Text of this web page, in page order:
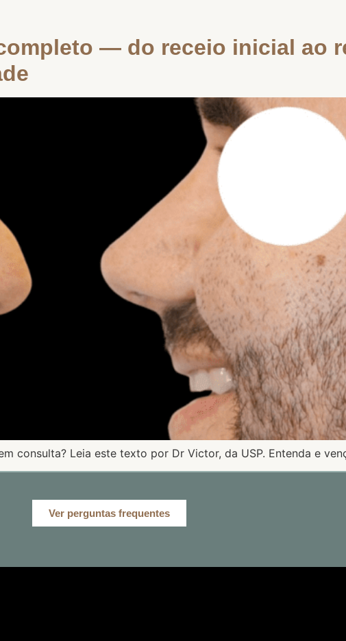
— do receio inicial ao
consulta? Leia este texto por Dr Victor, da USP. Entenda e
Ver perguntas frequentes